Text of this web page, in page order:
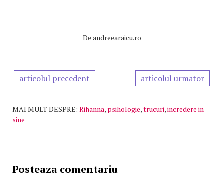
De andreearaicu.ro
articolul precedent articolul urmator
MAI MULT DESPRE: Rihanna, psihologie,trucuri,incredere in
sine
Posteaza comentariu